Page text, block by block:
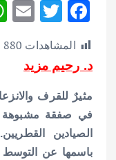
F
ac
e
b
o
o
k
T
w
it
te
r
m
ai المشاهدات 880
د. رحيم مزيد
مثيرٌ للقرف
في صفقة مشبوهة
الصيادين
باسمها عن التوسط